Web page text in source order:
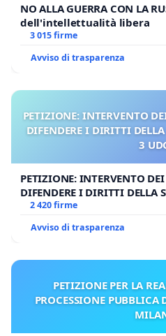
NO ALLA GUERRA CON LA
dell'intellettualità libera
3 015 firme
Avviso di trasparenza
PETIZIONE: INTERVENTO
DIFENDERE I DIRITTI
3
PETIZIONE: INTERVENTO
DIFENDERE I DIRITTI DELLA
UDG)
2 420 firme
Avviso di trasparenza
PETIZIONE PER LA
PROCESSIONE